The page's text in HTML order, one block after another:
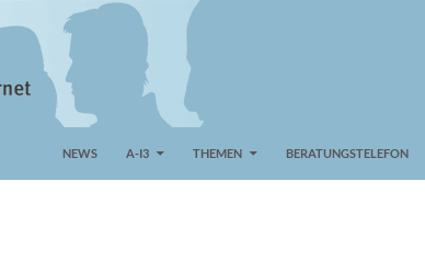
NEWS A-I3 THEMEN BERATUNGSTELEFON